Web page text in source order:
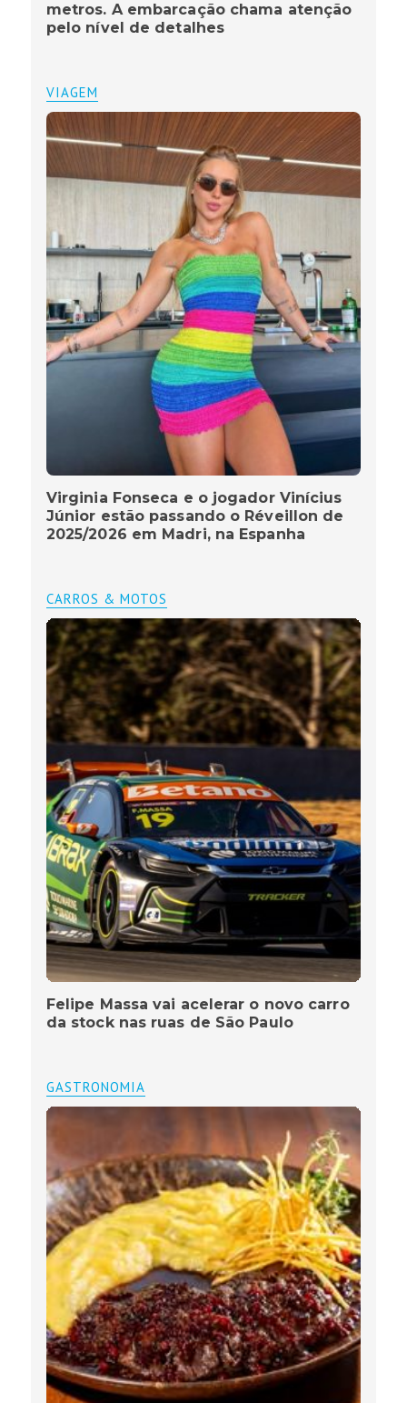
metros. A embarcação chama atenção
pelo nível de detalhes
VIAGEM
Virginia Fonseca e o jogador Vinícius
Júnior estão passando o Réveillon de
2025/2026 em Madri, na Espanha
CARROS & MOTOS
Felipe Massa vai acelerar o novo carro
da stock nas ruas de São Paulo
GASTRONOMIA